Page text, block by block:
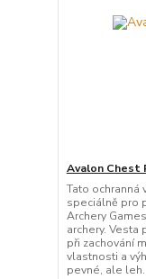
Avalon
Tato ochranná
speciálně pro
Archery
archery.
při zachování
vlastnosti a
pevné, ale